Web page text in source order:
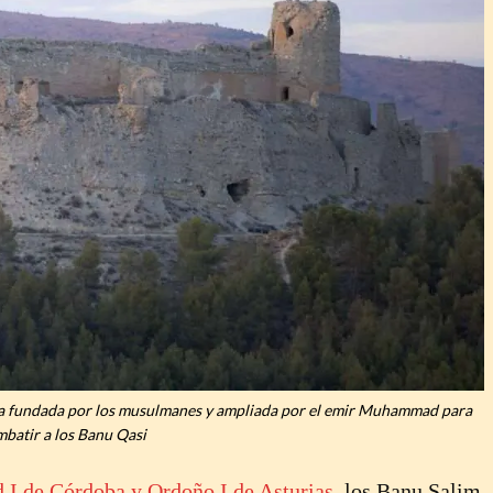
por los musulmanes y ampliada por el emir Muhammad para
a los Banu Qasi